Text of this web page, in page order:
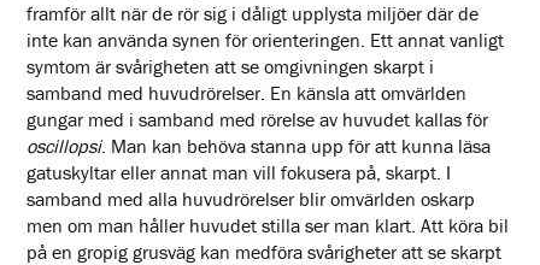
framför allt när de rör sig i dåligt upplysta miljöer där de
inte kan använda synen för orienteringen. Ett annat vanligt
symtom är svårigheten att se omgivningen skarpt i
samband med huvudrörelser. En känsla att omvärlden
gungar med i samband med rörelse av huvudet kallas för
oscillopsi. Man kan behöva stanna upp för att kunna läsa
gatuskyltar eller annat man vill fokusera på, skarpt. I
samband med alla huvudrörelser blir omvärlden oskarp
men om man håller huvudet stilla ser man klart. Att köra bil
på en gropig grusväg kan medföra svårigheter att se skarpt